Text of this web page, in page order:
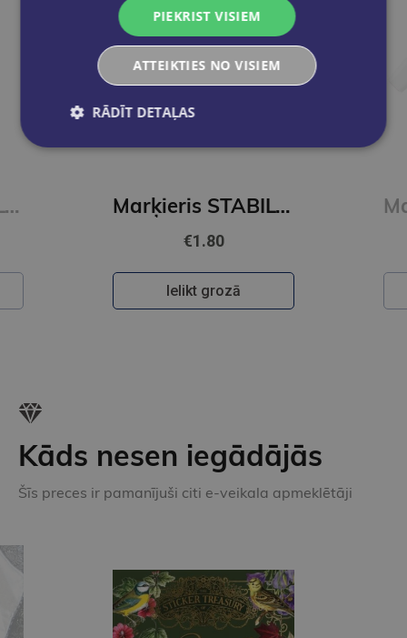
Marķieris STABILO Swing cool Nature COLORS Wildflower, burgundy Marķieris STABILO Swing cool Nature COLORS Wildflower, ultramarine
€1.80
Ielikt grozā
Kāds nesen iegādājās
Šīs preces ir pamanījuši citi e-veikala apmeklētāji
PIEKRIST VISIEM
ATTEIKTIES NO VISIEM
RĀDĪT DETAĻAS